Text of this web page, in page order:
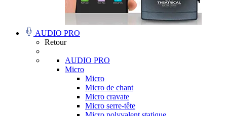
AUDIO PRO
Retour
AUDIO PRO
Micro
Micro
Micro de chant
Micro cravate
Micro serre-tête